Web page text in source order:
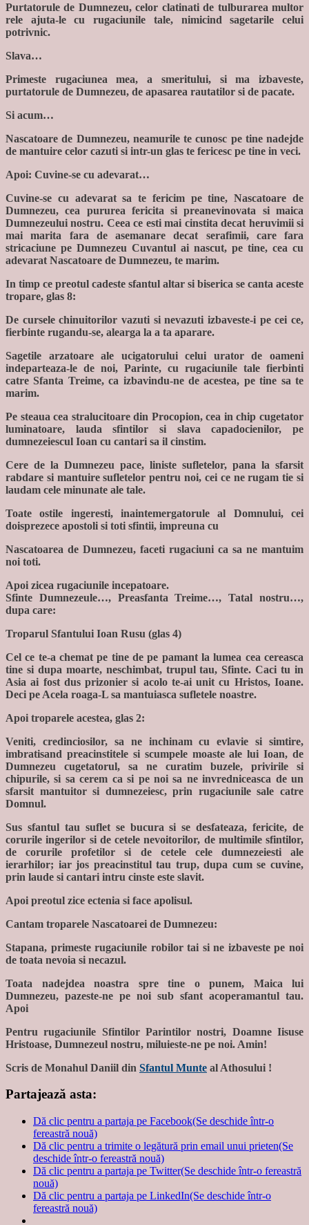
Purtatorule de Dumnezeu, celor clatinati de tulburarea multor
rele ajuta-le cu rugaciunile tale, nimicind sagetarile celui
potrivnic.
Slava…
Primeste rugaciunea mea, a smeritului, si ma izbaveste,
purtatorule de Dumnezeu, de apasarea rautatilor si de pacate.
Si acum…
Nascatoare de Dumnezeu, neamurile te cunosc pe tine nadejde
de mantuire celor cazuti si intr-un glas te fericesc pe tine in veci.
Apoi: Cuvine-se cu adevarat…
Cuvine-se cu adevarat sa te fericim pe tine, Nascatoare de
Dumnezeu, cea pururea fericita si preanevinovata si maica
Dumnezeului nostru. Ceea ce esti mai cinstita decat heruvimii si
mai marita fara de asemanare decat serafimii, care fara
stricaciune pe Dumnezeu Cuvantul ai nascut, pe tine, cea cu
adevarat Nascatoare de Dumnezeu, te marim.
In timp ce preotul cadeste sfantul altar si biserica se canta aceste
tropare, glas 8:
De cursele chinuitorilor vazuti si nevazuti izbaveste-i pe cei ce,
fierbinte rugandu-se, alearga la a ta aparare.
Sagetile arzatoare ale ucigatorului celui urator de oameni
indeparteaza-le de noi, Parinte, cu rugaciunile tale fierbinti
catre Sfanta Treime, ca izbavindu-ne de acestea, pe tine sa te
marim.
Pe steaua cea stralucitoare din Procopion, cea in chip cugetator
luminatoare, lauda sfintilor si slava capadocienilor, pe
dumnezeiescul Ioan cu cantari sa il cinstim.
Cere de la Dumnezeu pace, liniste sufletelor, pana la sfarsit
rabdare si mantuire sufletelor pentru noi, cei ce ne rugam tie si
laudam cele minunate ale tale.
Toate ostile ingeresti, inaintemergatorule al Domnului, cei
doisprezece apostoli si toti sfintii, impreuna cu
Nascatoarea de Dumnezeu, faceti rugaciuni ca sa ne mantuim
noi toti.
Apoi zicea rugaciunile incepatoare.
Sfinte Dumnezeule…, Preasfanta Treime…, Tatal nostru…,
dupa care:
Troparul Sfantului Ioan Rusu (glas 4)
Cel ce te-a chemat pe tine de pe pamant la lumea cea cereasca
tine si dupa moarte, neschimbat, trupul tau, Sfinte. Caci tu in
Asia ai fost dus prizonier si acolo te-ai unit cu Hristos, Ioane.
Deci pe Acela roaga-L sa mantuiasca sufletele noastre.
Apoi troparele acestea, glas 2:
Veniti, credinciosilor, sa ne inchinam cu evlavie si simtire,
imbratisand preacinstitele si scumpele moaste ale lui Ioan, de
Dumnezeu cugetatorul, sa ne curatim buzele, privirile si
chipurile, si sa cerem ca si pe noi sa ne invredniceasca de un
sfarsit mantuitor si dumnezeiesc, prin rugaciunile sale catre
Domnul.
Sus sfantul tau suflet se bucura si se desfateaza, fericite, de
corurile ingerilor si de cetele nevoitorilor, de multimile sfintilor,
de corurile profetilor si de cetele cele dumnezeiesti ale
ierarhilor; iar jos preacinstitul tau trup, dupa cum se cuvine,
prin laude si cantari intru cinste este slavit.
Apoi preotul zice ectenia si face apolisul.
Cantam troparele Nascatoarei de Dumnezeu:
Stapana, primeste rugaciunile robilor tai si ne izbaveste pe noi
de toata nevoia si necazul.
Toata nadejdea noastra spre tine o punem, Maica lui
Dumnezeu, pazeste-ne pe noi sub sfant acoperamantul tau.
Apoi
Pentru rugaciunile Sfintilor Parintilor nostri, Doamne Iisuse
Hristoase, Dumnezeul nostru, miluieste-ne pe noi. Amin!
Scris de Monahul Daniil din Sfantul Munte al Athosului !
Partajează asta:
Dă clic pentru a partaja pe Facebook(Se deschide într-o
fereastră nouă)
Dă clic pentru a trimite o legătură prin email unui prieten(Se
deschide într-o fereastră nouă)
Dă clic pentru a partaja pe Twitter(Se deschide într-o fereastră
nouă)
Dă clic pentru a partaja pe LinkedIn(Se deschide într-o
fereastră nouă)